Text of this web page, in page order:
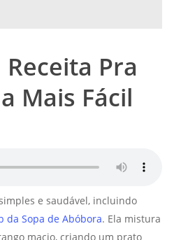
Pra
Mais Fácil
e saudável, incluindo
da Sopa de Abóbora. Ela mistura
macio, criando um prato